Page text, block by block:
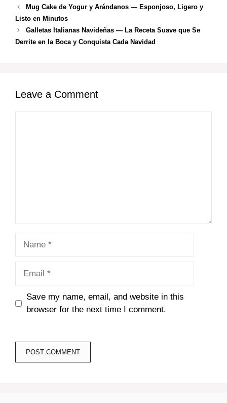
Mug Cake de Yogur y Arándanos — Esponjoso, Ligero y
Listo en Minutos
Galletas Italianas Navideñas — La Receta Suave que Se
Derrite en la Boca y Conquista Cada Navidad
Leave a Comment
Save my name, email, and website in this
browser for the next time I comment.